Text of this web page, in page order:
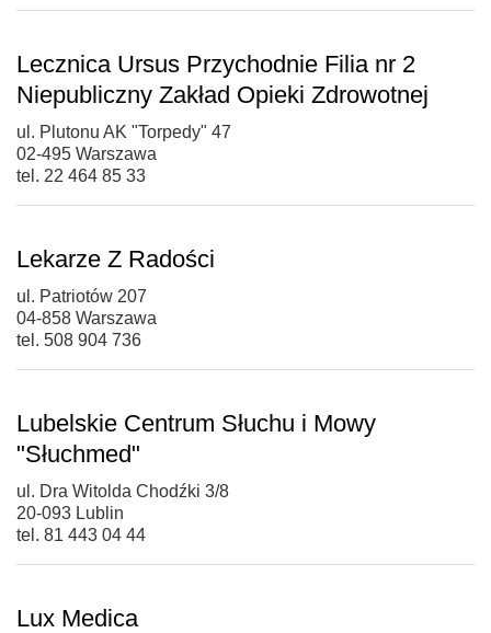
Lecznica Ursus Przychodnie Filia nr 2
Niepubliczny Zakład Opieki Zdrowotnej
ul. Plutonu AK "Torpedy" 47
02-495 Warszawa
tel. 22 464 85 33
Lekarze Z Radości
ul. Patriotów 207
04-858 Warszawa
tel. 508 904 736
Lubelskie Centrum Słuchu i Mowy
"Słuchmed"
ul. Dra Witolda Chodźki 3/8
20-093 Lublin
tel. 81 443 04 44
Lux Medica